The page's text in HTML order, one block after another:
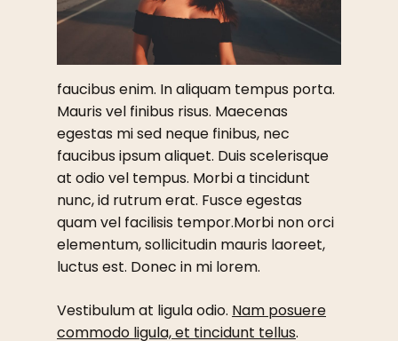
faucibus enim. In aliquam tempus porta.
Mauris vel finibus risus. Maecenas
egestas mi sed neque finibus, nec
faucibus ipsum aliquet. Duis scelerisque
at odio vel tempus. Morbi a tincidunt
nunc, id rutrum erat. Fusce egestas
quam vel facilisis tempor.Morbi non orci
elementum, sollicitudin mauris laoreet,
luctus est. Donec in mi lorem.
Vestibulum at ligula odio. Nam posuere
commodo ligula, et tincidunt tellus.